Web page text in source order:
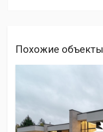
Похожие объекты